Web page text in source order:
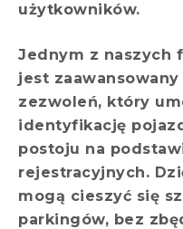
użytkowników.
Jednym z naszych
jest
zezwoleń, który
identyfikację
postoju na
rejestracyjnych.
mogą cieszyć się
parkingów, bez